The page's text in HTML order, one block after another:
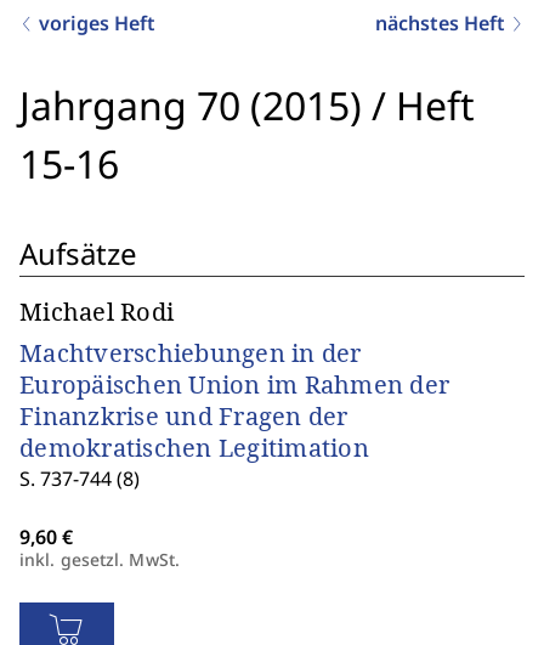
voriges Heft nächstes Heft
Jahrgang 70 (2015) / Heft
15-16
Aufsätze
Michael Rodi
Machtverschiebungen in der
Europäischen Union im Rahmen der
Finanzkrise und Fragen der
demokratischen Legitimation
S. 737-744 (8)
inkl. gesetzl. MwSt.